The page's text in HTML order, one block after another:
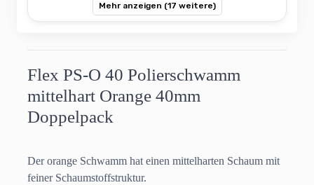
Mehr anzeigen (17 weitere)
Flex PS-O 40 Polierschwamm
mittelhart Orange 40mm
Doppelpack
Der orange Schwamm hat einen mittelharten Schaum mit
feiner Schaumstoffstruktur.